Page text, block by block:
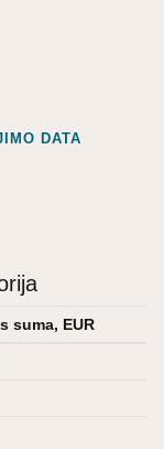
DATA
suma, EUR